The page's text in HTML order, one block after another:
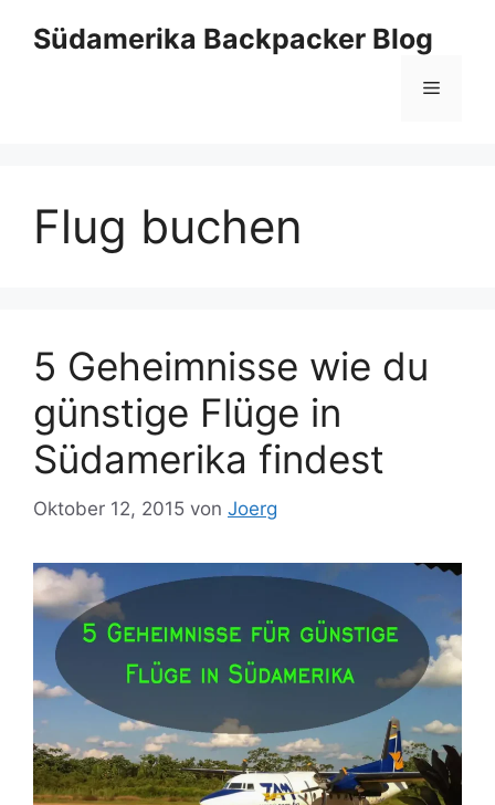
InhaltSüdamerika Backpacker Blog
Menü
Flug buchen
5 Geheimnisse wie du
günstige Flüge in
Südamerika findest
Oktober 12, 2015 von Joerg